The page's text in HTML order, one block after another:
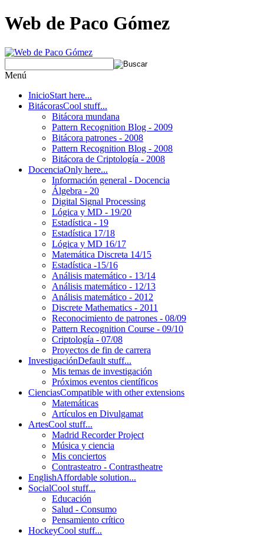
Web de Paco Gómez
Menú
InicioStart here...
BitácorasCool stuff...
Bitácora mundana
Pattern Recognition Blog - 2009
Bitácora patrones - 2008
Pattern Recognition Blog - 2008
Bitácora de Criptología - 2008
DocenciaOnly here...
Información general - Docencia
Álgebra - 20
Digital Signal Processing
Lógica y MD - 19/20
Estadística - 19
Estadística 17/18
Lógica y MD 16/17
Matemática Discreta 14/15
Estadística -15/16
Análisis matemático - 13/14
Análisis matemático - 12/13
Análisis matemático - 2012
Discrete Mathematics - 2011
Reconocimiento de patrones - 08/09
Pattern Recognition Course - 09/10
Criptología - 07/08
Proyectos de fin de carrera
InvestigaciónDefault stuff...
Mis temas de investigación
Próximos eventos científicos
CienciasCompatible with other extensions
Matemáticas
Artículos en Divulgamat
ArtesCool stuff...
Madrid Recorder Project
Música y ciencia
Mis conciertos
Contrasteatro - Contrastheatre
EnglishAffordable solution...
SocialCool stuff...
Educación
Salud - Consumo
Pensamiento crítico
HockeyCool stuff...